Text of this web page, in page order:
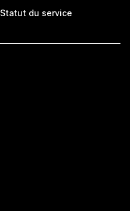
Statut du service